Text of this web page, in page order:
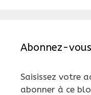
Abonnez-
Saisissez votre
abonner à ce